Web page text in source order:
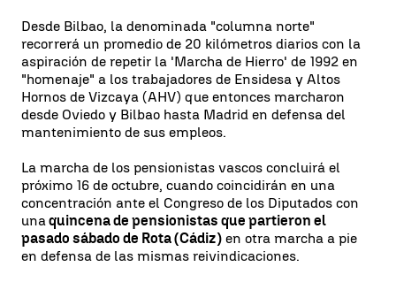
Desde Bilbao, la denominada "columna norte"
recorrerá un promedio de 20 kilómetros diarios con la
aspiración de repetir la 'Marcha de Hierro' de 1992 en
"homenaje" a los trabajadores de Ensidesa y Altos
Hornos de Vizcaya (AHV) que entonces marcharon
desde Oviedo y Bilbao hasta Madrid en defensa del
mantenimiento de sus empleos.
La marcha de los pensionistas vascos concluirá el
próximo 16 de octubre, cuando coincidirán en una
concentración ante el Congreso de los Diputados con
unaquincena de pensionistas que partieron el
pasado sábado de Rota (Cádiz) en otra marcha a pie
en defensa de las mismas reivindicaciones.